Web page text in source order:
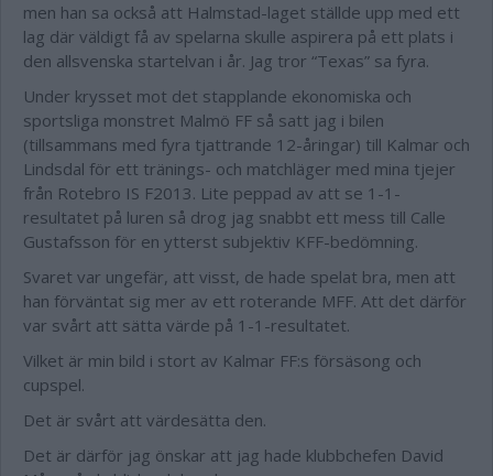
men han sa också att Halmstad-laget ställde upp med ett
lag där väldigt få av spelarna skulle aspirera på ett plats i
den allsvenska startelvan i år. Jag tror “Texas” sa fyra.
Under krysset mot det stapplande ekonomiska och
sportsliga monstret Malmö FF så satt jag i bilen
(tillsammans med fyra tjattrande 12-åringar) till Kalmar och
Lindsdal för ett tränings- och matchläger med mina tjejer
från Rotebro IS F2013. Lite peppad av att se 1-1-
resultatet på luren så drog jag snabbt ett mess till Calle
Gustafsson för en ytterst subjektiv KFF-bedömning.
Svaret var ungefär, att visst, de hade spelat bra, men att
han förväntat sig mer av ett roterande MFF. Att det därför
var svårt att sätta värde på 1-1-resultatet.
Vilket är min bild i stort av Kalmar FF:s försäsong och
cupspel.
Det är svårt att värdesätta den.
Det är därför jag önskar att jag hade klubbchefen David